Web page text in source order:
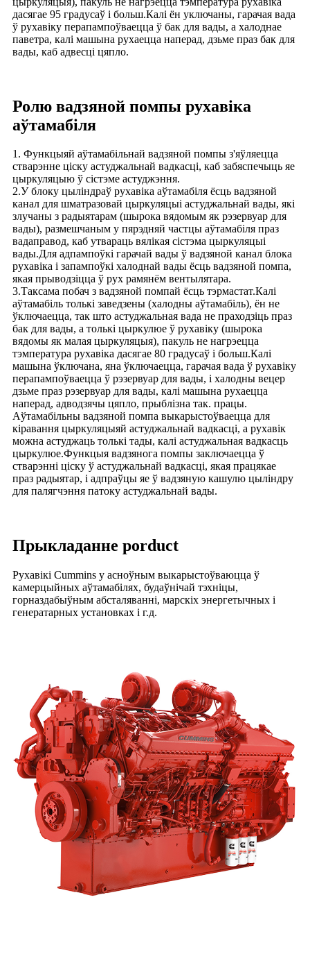
дасягае 95 градусаў і больш.Калі ён уключаны, гарачая вада
ў рухавіку перапампоўваецца ў бак для вады, а халоднае
паветра, калі машына рухаецца наперад, дзьме праз бак для
вады, каб адвесці цяпло.
Ролю вадзяной помпы рухавіка
аўтамабіля
1. Функцыяй аўтамабільнай вадзяной помпы з'яўляецца
стварэнне ціску астуджальнай вадкасці, каб забяспечыць яе
цыркуляцыю ў сістэме астуджэння.
2.У блоку цыліндраў рухавіка аўтамабіля ёсць вадзяной
канал для шматразовай цыркуляцыі астуджальнай вады, які
злучаны з радыятарам (шырока вядомым як рэзервуар для
вады), размешчаным у пярэдняй частцы аўтамабіля праз
вадаправод, каб утвараць вялікая сістэма цыркуляцыі
вады.Для адпампоўкі гарачай вады ў вадзяной канал блока
рухавіка і запампоўкі халоднай вады ёсць вадзяной помпа,
якая прыводзіцца ў рух рамянём вентылятара.
3.Таксама побач з вадзяной помпай ёсць тэрмастат.Калі
аўтамабіль толькі заведзены (халодны аўтамабіль), ён не
ўключаецца, так што астуджальная вада не праходзіць праз
бак для вады, а толькі цыркулюе ў рухавіку (шырока
вядомы як малая цыркуляцыя), пакуль не нагрэецца
тэмпература рухавіка дасягае 80 градусаў і больш.Калі
машына ўключана, яна ўключаецца, гарачая вада ў рухавіку
перапампоўваецца ў рэзервуар для вады, і халодны вецер
дзьме праз рэзервуар для вады, калі машына рухаецца
наперад, адводзячы цяпло, прыблізна так. працы.
Аўтамабільны вадзяной помпа выкарыстоўваецца для
кіравання цыркуляцыяй астуджальнай вадкасці, а рухавік
можна астуджаць толькі тады, калі астуджальная вадкасць
цыркулюе.Функцыя вадзянога помпы заключаецца ў
стварэнні ціску ў астуджальнай вадкасці, якая працякае
праз радыятар, і адпраўцы яе ў вадзяную кашулю цыліндру
для палягчэння патоку астуджальнай вады.
Прыкладанне porduct
Рухавікі Cummins у асноўным выкарыстоўваюцца ў
камерцыйных аўтамабілях, будаўнічай тэхніцы,
горназдабыўным абсталяванні, марскіх энергетычных і
генератарных установках і г.д.